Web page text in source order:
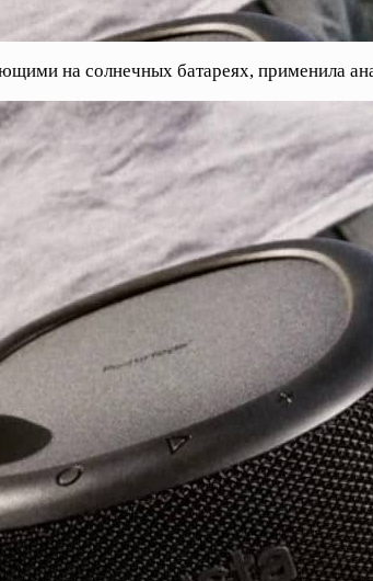
на солнечных батареях, применила